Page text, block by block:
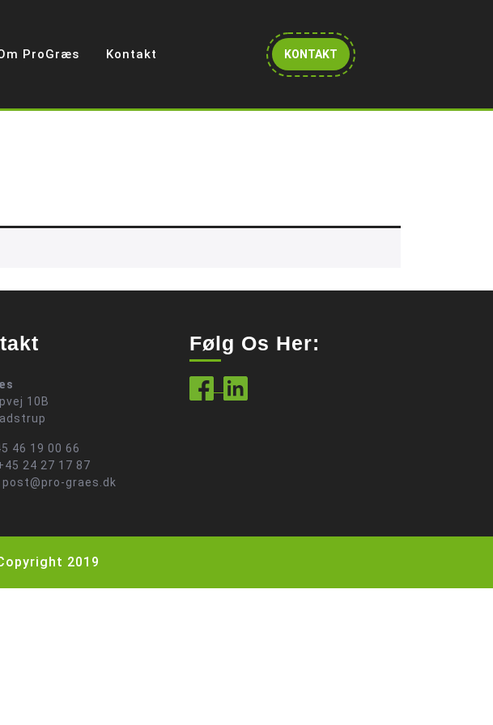
ProGræs Kontakt KONTAKT Get
A
10B
46 19 00 66
24 27 17 87
post@pro-graes.dk
Følg Os Her:
2019